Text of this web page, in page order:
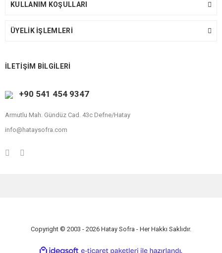
KULLANIM KOŞULLARI
ÜYELİK İŞLEMLERİ
İLETİŞİM BİLGİLERİ
+90 541 454 9347
Armutlu Mah. Gündüz Cad. 43c Defne/Hatay
info@hataysofra.com
Copyright © 2003 - 2026 Hatay Sofra - Her Hakkı Saklıdır.
ideasoft e-